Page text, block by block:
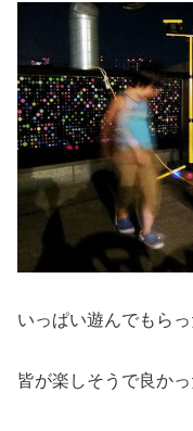
いっぱい遊んでもらっ
皆が楽しそうで良かっ